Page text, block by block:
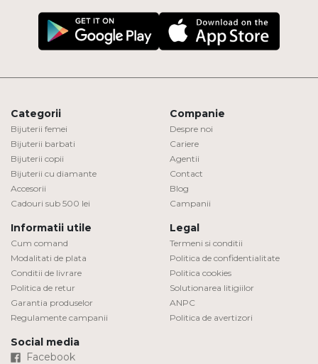
Categorii
Bijuterii femei
Bijuterii barbati
Bijuterii copii
Bijuterii cu diamante
Accesorii
Cadouri sub 500 lei
Companie
Despre noi
Cariere
Agentii
Contact
Blog
Campanii
Informatii utile
Cum comand
Modalitati de plata
Conditii de livrare
Politica de retur
Garantia produselor
Regulamente campanii
Legal
Termeni si conditii
Politica de confidentialitate
Politica cookies
Solutionarea litigiilor
ANPC
Politica de avertizori
Social media
Facebook